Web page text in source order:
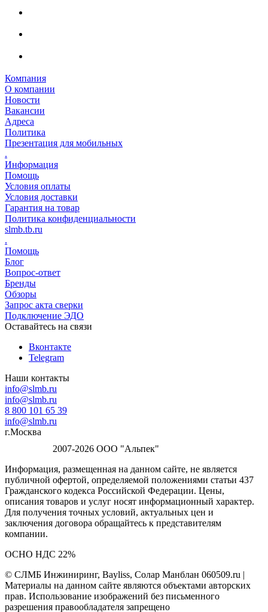
Компания
О компании
Новости
Вакансии
Адреса
Политика
Презентация для мобильных
.
Информация
Помощь
Условия оплаты
Условия доставки
Гарантия на товар
Политика конфиденциальности
slmb.tb.ru
.
Помощь
Блог
Вопрос-ответ
Бренды
Обзоры
Запрос акта сверки
Подключение ЭДО
Оставайтесь на связи
Вконтакте
Telegram
Наши контакты
info@slmb.ru
info@slmb.ru
8 800 101 65 39
info@slmb.ru
г.Москва
2007-2026 ООО "Альпек"
Информация, размещенная на данном сайте, не является
публичной офертой, определяемой положениями статьи 437
Гражданского кодекса Российской Федерации. Цены,
описания товаров и услуг носят информационный характер.
Для получения точных условий, актуальных цен и
заключения договора обращайтесь к представителям
компании.
ОСНО НДС 22%
© СЛМБ Инжиниринг, Bayliss, Солар Манблан 060509.ru |
Материалы на данном сайте являются объектами авторских
прав. Использование изображений без письменного
разрешения правообладателя запрещено